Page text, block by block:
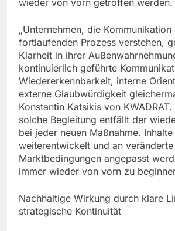
„Unternehmen, die Kommunikation
fortlaufenden Prozess verstehen,
Klarheit in ihrer
kontinuierlich geführte
Wiedererkennbarkeit, interne
externe Glaubwürdigkeit
Konstantin Katsikis von
solche Begleitung entfällt der
bei jeder neuen Maßnahme.
weiterentwickelt und an veränderte
Marktbedingungen angepasst
immer wieder von vorn zu
Nachhaltige Wirkung durch klare
strategische Kontinuität